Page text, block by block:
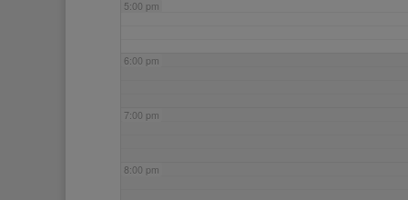
5:00 pm
6:00 pm
7:00 pm
8:00 pm